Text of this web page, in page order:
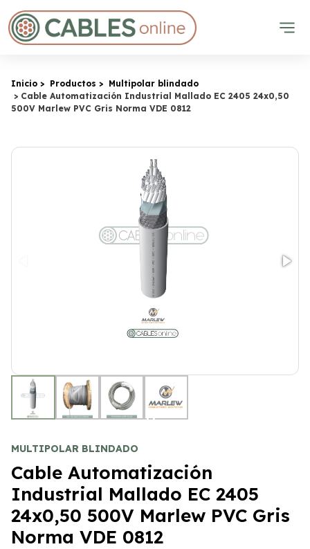
Inicio Productos
Multipolar blindado
Cable Automatización Industrial Mallado EC 2405 24x0,50
500V Marlew PVC Gris Norma VDE 0812
+1
MULTIPOLAR BLINDADO
Cable Automatización
Industrial Mallado EC 2405
24x0,50 500V Marlew PVC Gris
Norma VDE 0812